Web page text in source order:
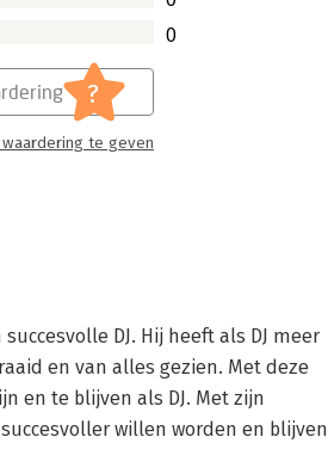
0
?
te geven
DJ. Hij heeft als DJ meer
en van alles gezien. Met deze
en te blijven als DJ. Met zijn
willen worden en blijven